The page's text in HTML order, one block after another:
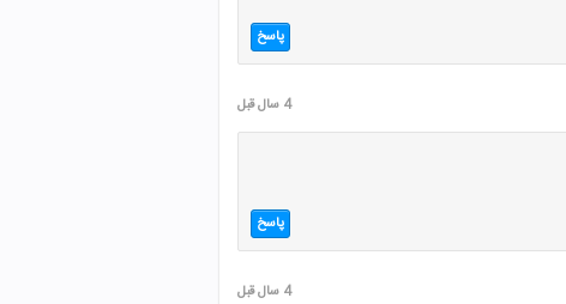
پاسخ
4 سال قبل
پاسخ
4 سال قبل